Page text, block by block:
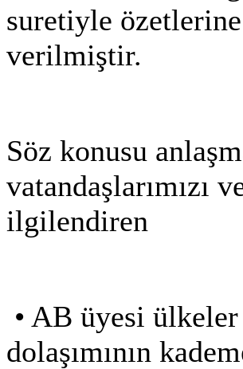
suretiyle
verilmiştir.
Söz konusu
vatandaşlarımızı
ilgilendiren
• AB üyesi
dolaşımının